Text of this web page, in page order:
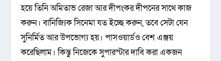
হয়ে তিনি অমিতাভ রেজা আর দীপংকর দীপনের সাথে কাজ
করুন। বানিজ্যিক সিনেমা যত ইচ্ছে করুন, তবে সেটা যেন
সুনির্মিত আর উপভোগ্য হয়। পাসওয়ার্ডও বেশ এঞ্জয়
করেছিলাম। কিন্তু নিজেকে সুপারস্টার দাবি করা একজন